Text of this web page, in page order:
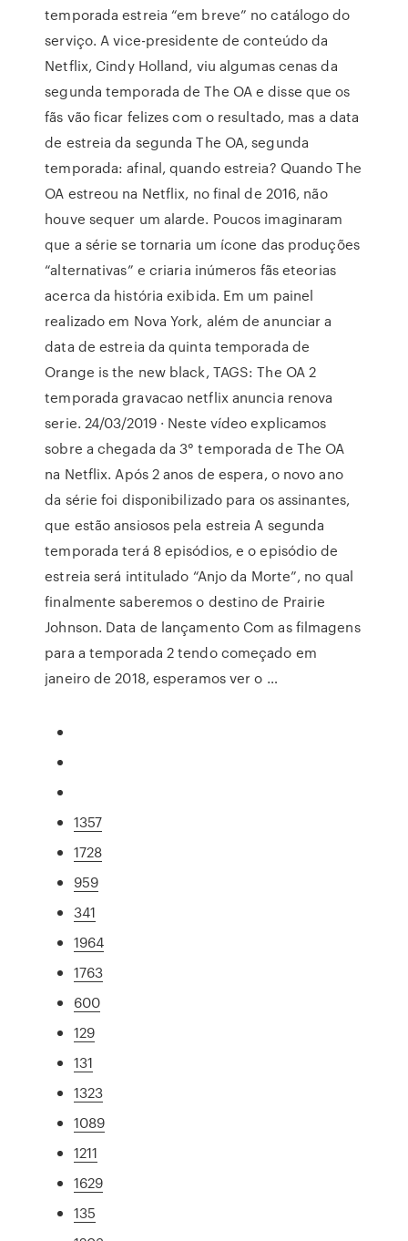
temporada estreia “em breve” no catálogo do
serviço. A vice-presidente de conteúdo da
Netflix, Cindy Holland, viu algumas cenas da
segunda temporada de The OA e disse que os
fãs vão ficar felizes com o resultado, mas a data
de estreia da segunda The OA, segunda
temporada: afinal, quando estreia? Quando The
OA estreou na Netflix, no final de 2016, não
houve sequer um alarde. Poucos imaginaram
que a série se tornaria um ícone das produções
“alternativas” e criaria inúmeros fãs eteorias
acerca da história exibida. Em um painel
realizado em Nova York, além de anunciar a
data de estreia da quinta temporada de
Orange is the new black, TAGS: The OA 2
temporada gravacao netflix anuncia renova
serie. 24/03/2019 · Neste vídeo explicamos
sobre a chegada da 3° temporada de The OA
na Netflix. Após 2 anos de espera, o novo ano
da série foi disponibilizado para os assinantes,
que estão ansiosos pela estreia A segunda
temporada terá 8 episódios, e o episódio de
estreia será intitulado “Anjo da Morte”, no qual
finalmente saberemos o destino de Prairie
Johnson. Data de lançamento Com as filmagens
para a temporada 2 tendo começado em
janeiro de 2018, esperamos ver o …
1357
1728
959
341
1964
1763
600
129
131
1323
1089
1211
1629
135